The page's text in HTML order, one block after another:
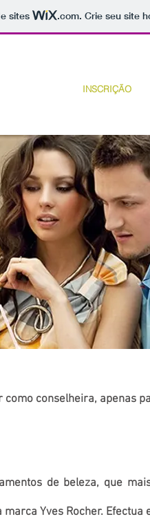
sites .com. Crie seu site
INSCRIÇÃO
conselheira, apenas
de beleza, que
Yves Rocher.